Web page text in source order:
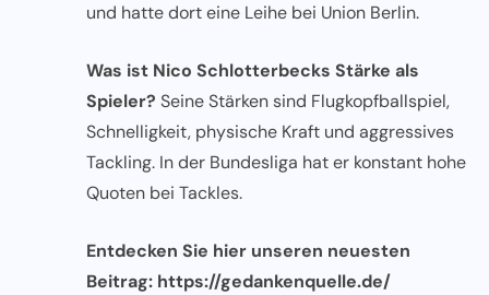
und hatte dort eine Leihe bei Union Berlin.
Was ist Nico Schlotterbecks Stärke als
Spieler? Seine Stärken sind Flugkopfballspiel,
Schnelligkeit, physische Kraft und aggressives
Tackling. In der Bundesliga hat er konstant hohe
Quoten bei Tackles.
Entdecken Sie hier unseren neuesten
Beitrag: https://gedankenquelle.de/